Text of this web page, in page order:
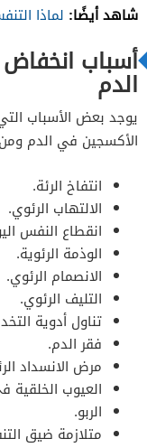
شاهد أيضًا: لماذا
أسباب
الدم
يوجد بعض الأسباب
الأكسجين في الدم
انتفاخ الرئة.
الالتهاب الرئوي.
انقطاع النفس
الوذمة الرئوية.
الانصمام الرئوي.
التليف الرئوي.
تناول أدوية
فقر الدم.
مرض الانسداد
العيوب الخلقية
الربو.
متلازمة ضيق